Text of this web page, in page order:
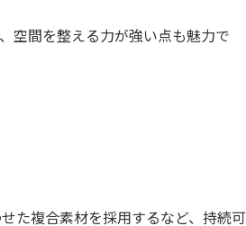
空間を整える力が強い点も魅力で
た複合素材を採用するなど、持続可